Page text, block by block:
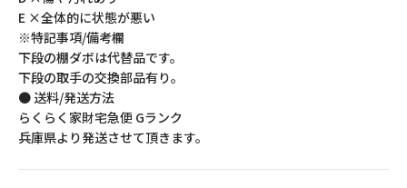
E ×全体的に状態が悪い
※特記事項/備考欄
下段の棚ダボは代替品です。
下段の取手の交換部品有り。
● 送料/発送方法
らくらく家財宅急便 Gランク
兵庫県より発送させて頂きます。